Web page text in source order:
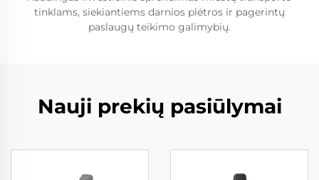
tinklams, siekiantiems darnios plėtros ir pagerintų
paslaugų teikimo galimybių.
Nauji prekių pasiūlymai